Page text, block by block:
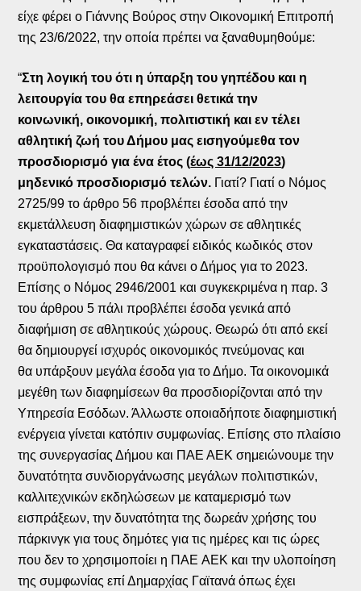
είχε φέρει ο Γιάννης Βούρος στην Οικονομική Επιτροπή
της 23/6/2022, την οποία πρέπει να ξαναθυμηθούμε:
“Στη λογική του ότι η ύπαρξη του γηπέδου και η
λειτουργία του θα επηρεάσει θετικά την
κοινωνική, οικονομική, πολιτιστική και εν τέλει
αθλητική ζωή του Δήμου μας εισηγούμεθα τον
προσδιορισμό για ένα έτος (έως 31/12/2023)
μηδενικό προσδιορισμό τελών. Γιατί? Γιατί ο Νόμος
2725/99 το άρθρο 56 προβλέπει έσοδα από την
εκμετάλλευση διαφημιστικών χώρων σε αθλητικές
εγκαταστάσεις. Θα καταγραφεί ειδικός κωδικός στον
προϋπολογισμό που θα κάνει ο Δήμος για το 2023.
Επίσης ο Νόμος 2946/2001 και συγκεκριμένα η παρ. 3
του άρθρου 5 πάλι προβλέπει έσοδα γενικά από
διαφήμιση σε αθλητικούς χώρους. Θεωρώ ότι από εκεί
θα δημιουργεί ισχυρός οικονομικός πνεύμονας και
θα υπάρξουν μεγάλα έσοδα για το Δήμο. Τα οικονομικά
μεγέθη των διαφημίσεων θα προσδιορίζονται από την
Υπηρεσία Εσόδων. Άλλωστε οποιαδήποτε διαφημιστική
ενέργεια γίνεται κατόπιν συμφωνίας. Επίσης στο πλαίσιο
της συνεργασίας Δήμου και ΠΑΕ ΑΕΚ σημειώνουμε την
δυνατότητα συνδιοργάνωσης μεγάλων πολιτιστικών,
καλλιτεχνικών εκδηλώσεων με καταμερισμό των
εισπράξεων, την δυνατότητα της δωρεάν χρήσης του
πάρκινγκ για τους δημότες για τις ημέρες και τις ώρες
που δεν το χρησιμοποίει η ΠΑΕ ΑΕΚ και την υλοποίηση
της συμφωνίας επί Δημαρχίας Γαϊτανά όπως έχει